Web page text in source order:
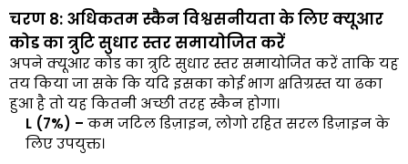
चरण 8: अधिकतम स्कैन विश्वसनीयता के लिए क्यूआर
कोड का त्रुटि सुधार स्तर समायोजित करें
अपने क्यूआर कोड का त्रुटि सुधार स्तर समायोजित करें ताकि यह
तय किया जा सके कि यदि इसका कोई भाग क्षतिग्रस्त या ढका
हुआ है तो यह कितनी अच्छी तरह स्कैन होगा।
L (7%) – कम जटिल डिज़ाइन, लोगो रहित सरल डिज़ाइन के
लिए उपयुक्त।